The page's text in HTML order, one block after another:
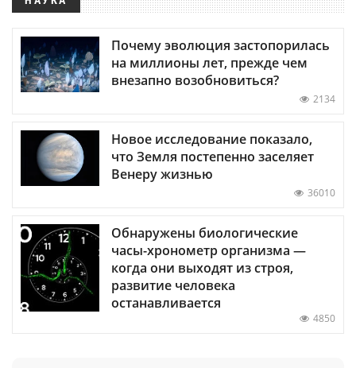
Почему эволюция застопорилась
на миллионы лет, прежде чем
внезапно возобновиться?
2134
Новое исследование показало,
что Земля постепенно заселяет
Венеру жизнью
36010
Обнаружены биологические
часы-хронометр организма —
когда они выходят из строя,
развитие человека
останавливается
4850